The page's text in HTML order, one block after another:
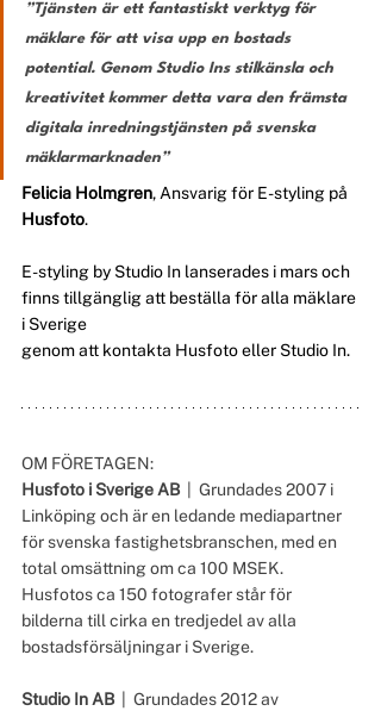
”Tjänsten är ett fantastiskt verktyg för
mäklare för att visa upp en bostads
potential. Genom Studio Ins stilkänsla och
kreativitet kommer detta vara den främsta
digitala inredningstjänsten på svenska
mäklarmarknaden”
Felicia Holmgren, Ansvarig för E-styling på
Husfoto.
E-styling by Studio In lanserades i mars och
finns tillgänglig att beställa för alla mäklare
i Sverige
genom att kontakta Husfoto eller Studio In.
OM FÖRETAGEN:
Husfoto i Sverige AB
|  Grundades 2007 i
Linköping och är en ledande mediapartner
för svenska fastighetsbranschen, med en
total omsättning om ca 100 MSEK.
Husfotos ca 150 fotografer står för
bilderna till cirka en tredjedel av alla
bostadsförsäljningar i Sverige.
Studio In AB
|  Grundades 2012 av